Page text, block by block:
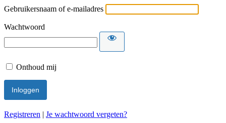
Gebruikersnaam of e-mailadres
Wachtwoord
Onthoud mij
Registreren | Je wachtwoord vergeten?